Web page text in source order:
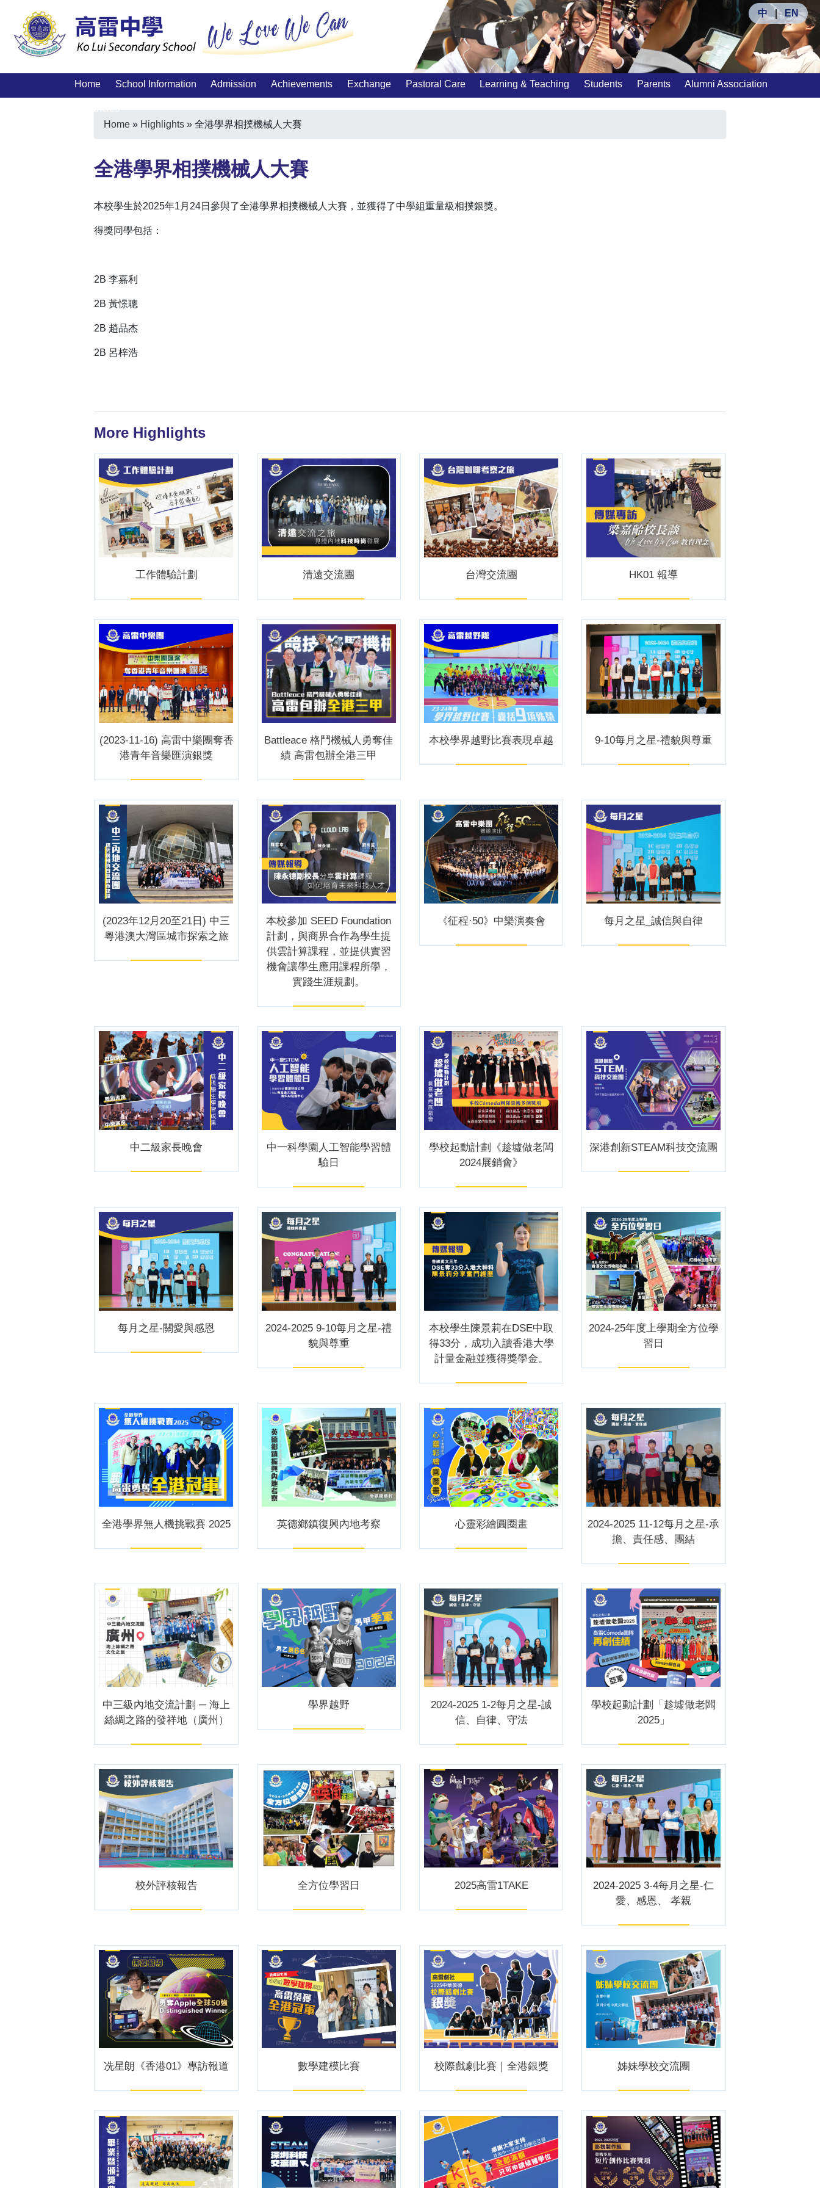
中 | EN
Home School Information Admission Achievements Exchange Pastoral Care Learning & Teaching Students Parents Alumni Association
Home » Highlights »全港學界相撲機械人大賽
全港學界相撲機械人大賽
本校學生於2025年1月24日參與了全港學界相撲機械人大賽，並獲得了中學組重量級相撲銀獎。
得獎同學包括：
2B 李嘉利
2B 黃憬聰
2B 趙品杰
2B 呂梓浩
More Highlights
工作體驗計劃 清遠交流團 台灣交流團 HK01 報導
(2023-11-16) 高雷中樂團奪香
港青年音樂匯演銀獎
Battleace 格鬥機械人勇奪佳
績 高雷包辦全港三甲
本校學界越野比賽表現卓越 9-10每月之星-禮貌與尊重
(2023年12月20至21日) 中三
粵港澳大灣區城市探索之旅
本校參加 SEED Foundation
計劃，與商界合作為學生提
供雲計算課程，並提供實習
機會讓學生應用課程所學，
實踐生涯規劃。
《征程·50》中樂演奏會 每月之星_誠信與自律
中二級家長晚會
中一科學園人工智能學習體
驗日
學校起動計劃《趁墟做老闆
2024展銷會》
深港創新STEAM科技交流團
每月之星-關愛與感恩
2024-2025 9-10每月之星-禮
貌與尊重
本校學生陳景莉在DSE中取
得33分，成功入讀香港大學
計量金融並獲得獎學金。
2024-25年度上學期全方位學
習日
全港學界無人機挑戰賽 2025 英德鄉鎮復興內地考察 心靈彩繪圓圈畫
2024-2025 11-12每月之星-承
擔、責任感、團結
中三級內地交流計劃 ─ 海上
絲綢之路的發祥地（廣州）
學界越野
2024-2025 1-2每月之星-誠
信、自律、守法
學校起動計劃「趁墟做老闆
2025」
校外評核報告 全方位學習日 2025高雷1TAKE
2024-2025 3-4每月之星-仁
愛、感恩、 孝親
冼星朗《香港01》專訪報道 數學建模比賽 校際戲劇比賽｜全港銀獎 姊妹學校交流團